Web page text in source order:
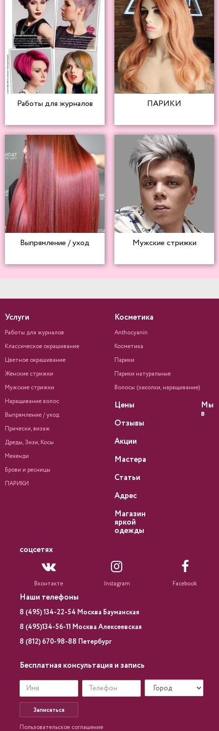
Работы для журналов ПАРИКИ
Выпрямление / уход Мужские стрижки
Услуги
Работы для журналов
Классическое окрашивание
Цветное окрашивание
Женские стрижки
Мужские стрижки
Наращивание волос
Выпрямление / уход
Прически, визаж
Дреды, Зизи, Косы
Мехенди
Брови и ресницы
ПАРИКИ
Косметика
Anthocyanin
Косметика
Парики
Парики натуральные
Волосы (заколки, наращивание)
Цены
Отзывы
Акции
Мастера
Статьи
Адрес
Магазин
яркой
одежды
Мы
в
соцсетях
Вконтакте Instagram Facebook
Наши телефоны
8 (495) 134-22-54 Москва Бауманская
8 (495)134-56-11 Москва Алексеевская
8 (812) 670-98-88 Петербург
Бесплатная консультация и запись
Записаться
Пользовательское соглашение